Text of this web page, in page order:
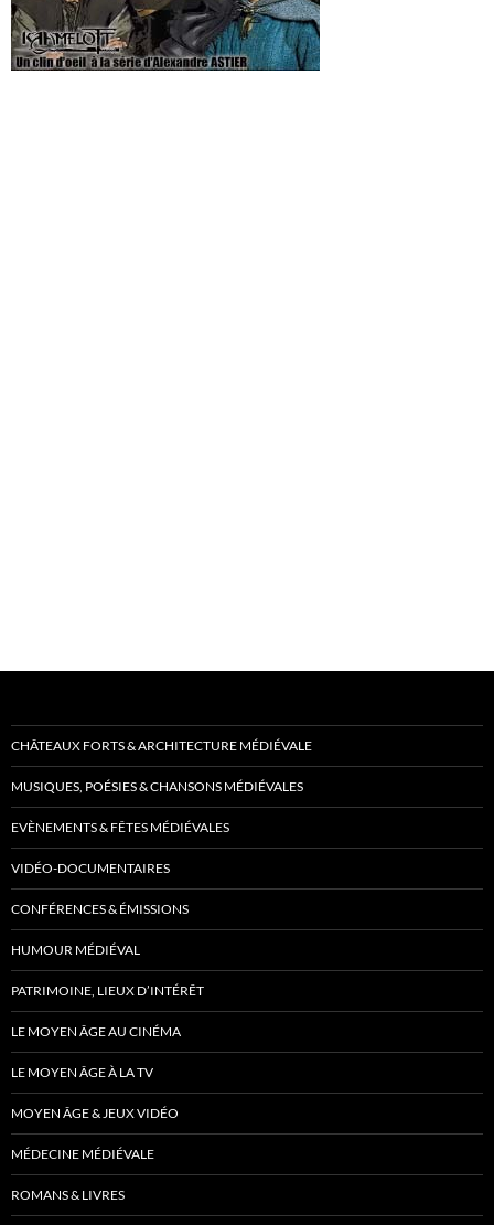
CHÂTEAUX FORTS & ARCHITECTURE MÉDIÉVALE
MUSIQUES, POÉSIES & CHANSONS MÉDIÉVALES
EVÈNEMENTS & FÊTES MÉDIÉVALES
VIDÉO-DOCUMENTAIRES
CONFÉRENCES & ÉMISSIONS
HUMOUR MÉDIÉVAL
PATRIMOINE, LIEUX D’INTÉRÊT
LE MOYEN ÂGE AU CINÉMA
LE MOYEN ÂGE À LA TV
MOYEN ÂGE & JEUX VIDÉO
MÉDECINE MÉDIÉVALE
ROMANS & LIVRES